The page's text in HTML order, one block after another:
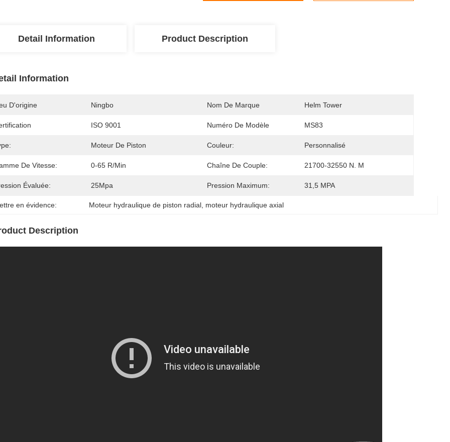
Detail Information Product Description
Information
D'origine Ningbo Nom De Marque Helm Tower
ISO 9001 Numéro De Modèle MS83
Moteur De Piston Couleur: Personnalisé
De Vitesse: 0-65 R/min Chaîne De Couple: 21700-32550 N. M
Évaluée: 25Mpa Pression Maximum: 31,5 MPA
en évidence: Moteur hydraulique de piston radial, moteur hydraulique axial
Description